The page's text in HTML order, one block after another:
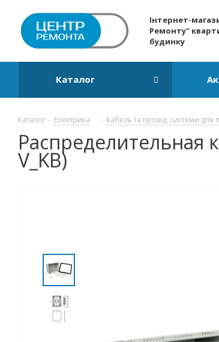
Інтернет-
Ремонту"
будинку
Каталог
Каталог - Електрика - Кабель та провід, системи для
Распределительная
V_KB)